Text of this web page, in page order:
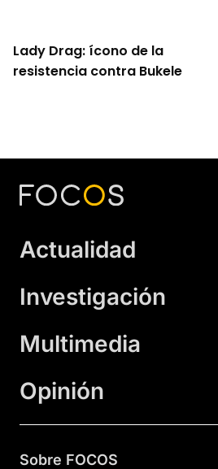
Lady Drag: ícono de la
resistencia contra Bukele
Actualidad
Investigación
Multimedia
Opinión
Sobre FOCOS